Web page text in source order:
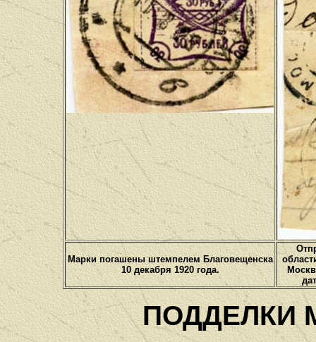
Марки погашены штемпелем Благовещенска
10 декабря 1920 года.
ПОДДЕЛКИ